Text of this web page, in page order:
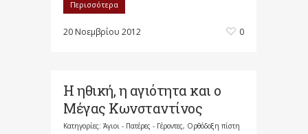
Περισσότερα
20 Νοεμβρίου 2012 0
Η ηθική, η αγιότητα και ο
Μέγας Κωνσταντίνος
Κατηγορίες: Άγιοι - Πατέρες - Γέροντες, Ορθόδοξη πίστη